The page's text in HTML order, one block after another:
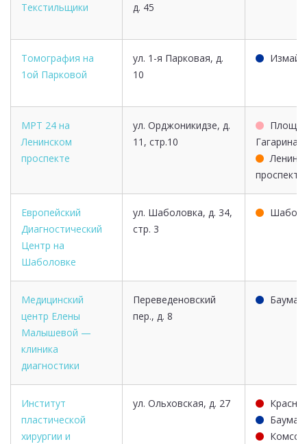
Текстильщики
д. 45
Томография на
1ой Парковой
ул. 1-я Парковая, д.
10
МРТ 24 на
Ленинском
проспекте
ул. Орджоникидзе, д.
11, стр.10
Гагарина
проспект
Европейский
Диагностический
Центр на
Шаболовке
ул. Шаболовка, д. 34,
стр. 3
Медицинский
центр Елены
Малышевой —
клиника
диагностики
Переведеновский
пер., д. 8
Институт
пластической
хирургии и
ул. Ольховская, д. 27